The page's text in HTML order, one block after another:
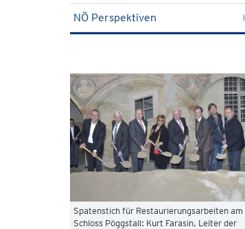
NÖ Perspektiven
Spatenstich für Restaurierungsarbeiten am
Schloss Pöggstall: Kurt Farasin, Leiter der